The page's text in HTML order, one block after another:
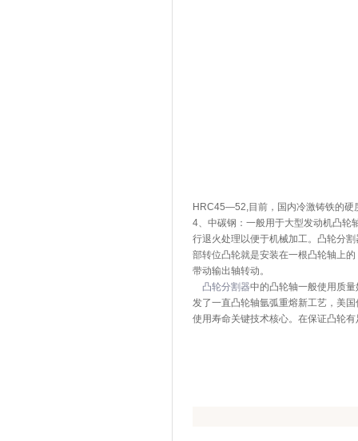
HRC45—52,目前，国内冷激铸铁的
4、中碳钢：一般用于大型发动机凸轮
行退火处理以便于机械加工。凸轮分
部转位凸轮就是安装在一根凸轮轴上
带动输出轴转动。
凸轮分割器中的凸轮轴一般使用质
发了一直凸轮轴氩弧重熔新工艺，美
使用寿命关键技术核心。在保证凸轮